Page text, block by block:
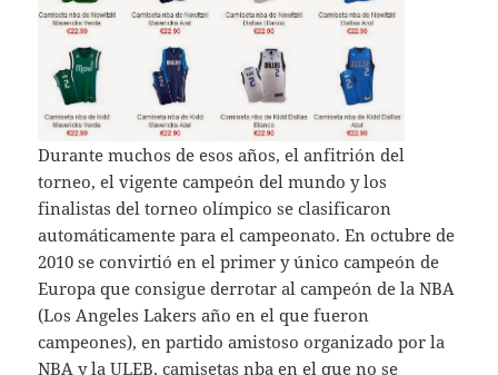
Durante muchos de esos años, el anfitrión del
torneo, el vigente campeón del mundo y los
finalistas del torneo olímpico se clasificaron
automáticamente para el campeonato. En octubre de
2010 se convirtió en el primer y único campeón de
Europa que consigue derrotar al campeón de la NBA
(Los Angeles Lakers año en el que fueron
campeones), en partido amistoso organizado por la
NBA y la ULEB, camisetas nba en el que no se